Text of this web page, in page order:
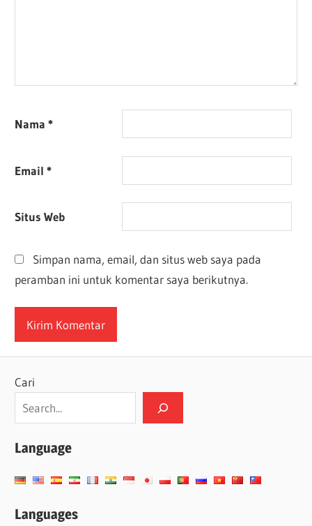
Nama*
Email*
Situs Web
Simpan nama, email, dan situs web saya pada
peramban ini untuk komentar saya berikutnya.
Cari
Language
Languages